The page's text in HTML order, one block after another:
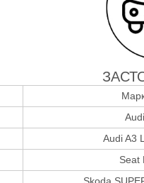
Audi A3
Seat